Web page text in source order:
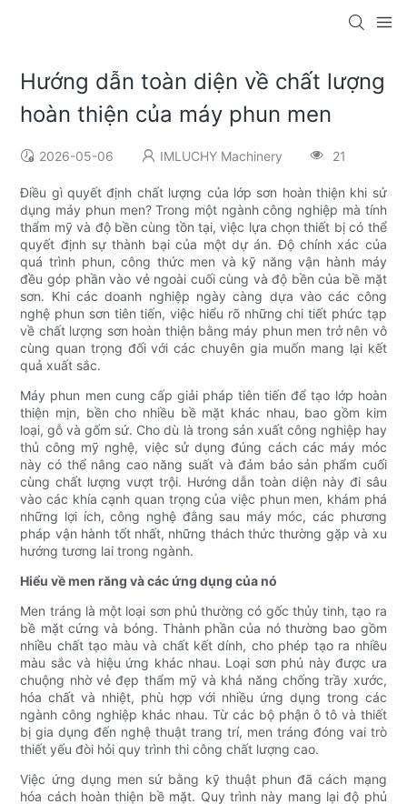
Hướng dẫn toàn diện về chất lượng
hoàn thiện của máy phun men
2026-05-06 IMLUCHY Machinery 21
Điều gì quyết định chất lượng của lớp sơn hoàn thiện khi sử
dụng máy phun men? Trong một ngành công nghiệp mà tính
thẩm mỹ và độ bền cùng tồn tại, việc lựa chọn thiết bị có thể
quyết định sự thành bại của một dự án. Độ chính xác của
quá trình phun, công thức men và kỹ năng vận hành máy
đều góp phần vào vẻ ngoài cuối cùng và độ bền của bề mặt
sơn. Khi các doanh nghiệp ngày càng dựa vào các công
nghệ phun sơn tiên tiến, việc hiểu rõ những chi tiết phức tạp
về chất lượng sơn hoàn thiện bằng máy phun men trở nên vô
cùng quan trọng đối với các chuyên gia muốn mang lại kết
quả xuất sắc.
Máy phun men cung cấp giải pháp tiên tiến để tạo lớp hoàn
thiện mịn, bền cho nhiều bề mặt khác nhau, bao gồm kim
loại, gỗ và gốm sứ. Cho dù là trong sản xuất công nghiệp hay
thủ công mỹ nghệ, việc sử dụng đúng cách các máy móc
này có thể nâng cao năng suất và đảm bảo sản phẩm cuối
cùng chất lượng vượt trội. Hướng dẫn toàn diện này đi sâu
vào các khía cạnh quan trọng của việc phun men, khám phá
những lợi ích, công nghệ đằng sau máy móc, các phương
pháp vận hành tốt nhất, những thách thức thường gặp và xu
hướng tương lai trong ngành.
Hiểu về men răng và các ứng dụng của nó
Men tráng là một loại sơn phủ thường có gốc thủy tinh, tạo ra
bề mặt cứng và bóng. Thành phần của nó thường bao gồm
nhiều chất tạo màu và chất kết dính, cho phép tạo ra nhiều
màu sắc và hiệu ứng khác nhau. Loại sơn phủ này được ưa
chuộng nhờ vẻ đẹp thẩm mỹ và khả năng chống trầy xước,
hóa chất và nhiệt, phù hợp với nhiều ứng dụng trong các
ngành công nghiệp khác nhau. Từ các bộ phận ô tô và thiết
bị gia dụng đến nghệ thuật trang trí, men tráng đóng vai trò
thiết yếu đòi hỏi quy trình thi công chất lượng cao.
Việc ứng dụng men sứ bằng kỹ thuật phun đã cách mạng
hóa cách hoàn thiện bề mặt. Quy trình này mang lại độ phủ